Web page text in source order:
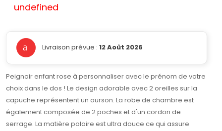
undefined
Livraison prévue : 12 Août 2026
Peignoir enfant rose à personnaliser avec le prénom de votre
choix dans le dos ! Le design adorable avec 2 oreilles sur la
capuche représentent un ourson. La robe de chambre est
également composée de 2 poches et d'un cordon de
serrage. La matière polaire est ultra douce ce qui assure